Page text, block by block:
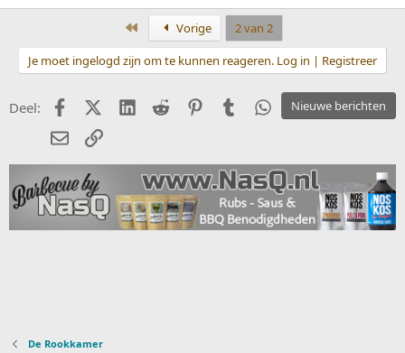
Eerste Vorige
2 van 2
Je moet ingelogd zijn om te kunnen reageren. Log in | Registreer
Nieuwe berichten
Deel: FacebookX (Twitter)
LinkedIn
Reddit PinterestTumblrWhatsApp
E-mailkoppeling
De Rookkamer